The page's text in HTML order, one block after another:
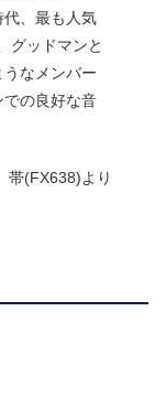
代、最も人気
グッドマンと
なメンバー
の良好な音
帯(FX638)より